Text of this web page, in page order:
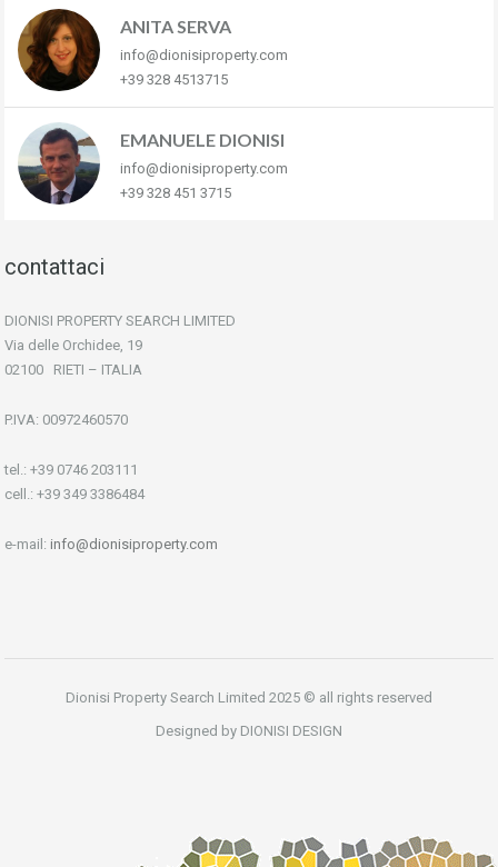
ANITA SERVA
info@dionisiproperty.com
+39 328 4513715
EMANUELE DIONISI
info@dionisiproperty.com
+39 328 451 3715
contattaci
DIONISI PROPERTY SEARCH LIMITED
Via delle Orchidee, 19
02100 RIETI – ITALIA
P.IVA: 00972460570
tel.: +39 0746 203111
cell.: +39 349 3386484
e-mail: info@dionisiproperty.com
Dionisi Property Search Limited 2025 © all rights reserved
Designed by DIONISI DESIGN